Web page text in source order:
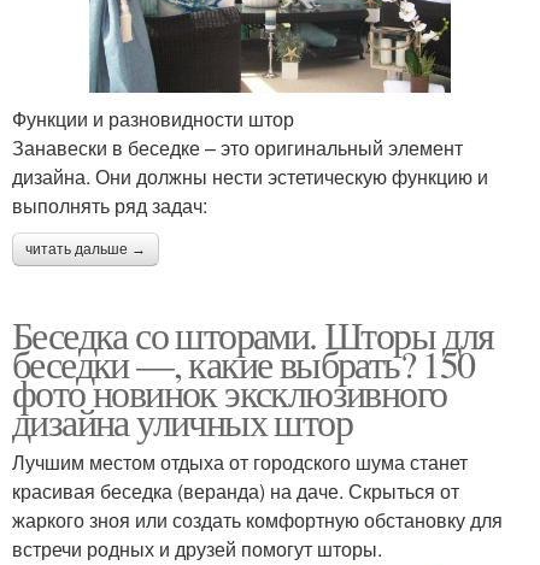
Функции и разновидности штор
Занавески в беседке – это оригинальный элемент
дизайна. Они должны нести эстетическую функцию и
выполнять ряд задач:
читать дальше →
Беседка со шторами. Шторы для
беседки —, какие выбрать? 150
фото новинок эксклюзивного
дизайна уличных штор
Лучшим местом отдыха от городского шума станет
красивая беседка (веранда) на даче. Скрыться от
жаркого зноя или создать комфортную обстановку для
встречи родных и друзей помогут шторы.